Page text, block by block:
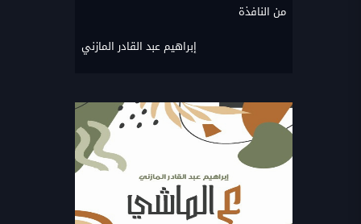
من النافذة
إبراهيم عبد القادر المازني